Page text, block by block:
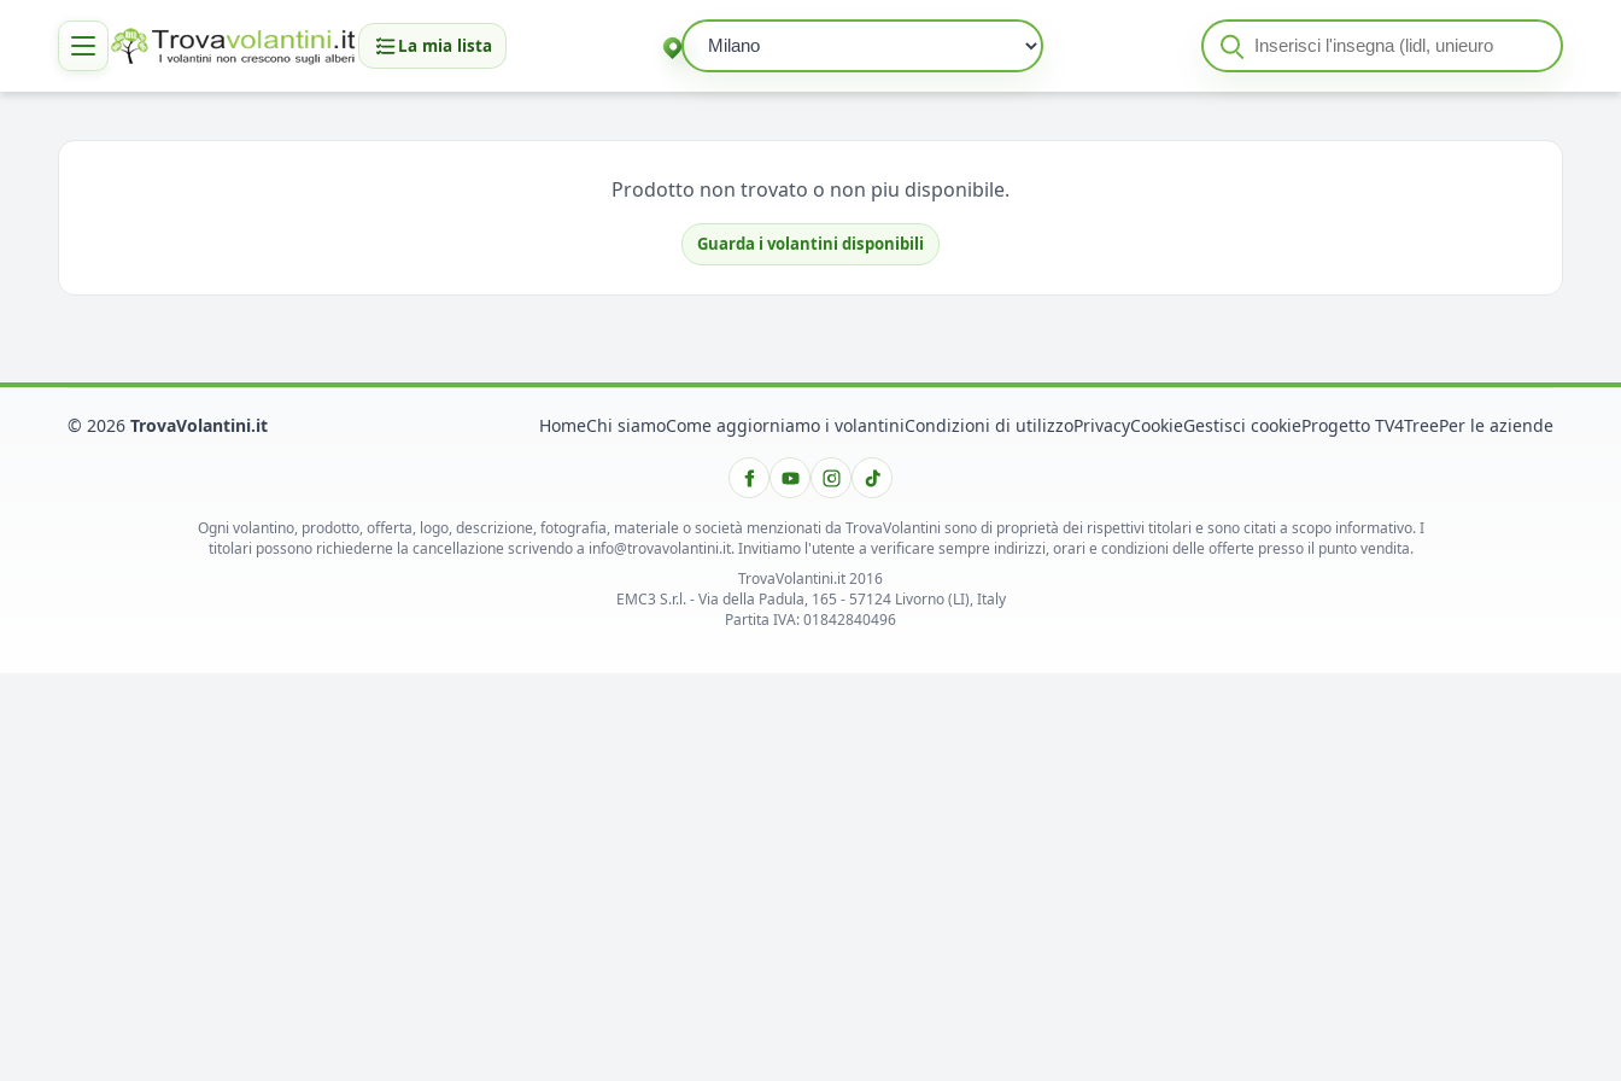
La mia lista Cerca insegna o negozio
Seleziona un'insegna
Prodotto non trovato o non piu disponibile.
Guarda i volantini disponibili
© 2026 TrovaVolantini.it HomeChi siamoCome aggiorniamo i volantiniCondizioni di utilizzoPrivacyCookieGestisci cookieProgetto TV4TreePer le aziende
Ogni volantino, prodotto, offerta, logo, descrizione, fotografia, materiale o società menzionati da TrovaVolantini sono di proprietà dei rispettivi titolari e sono citati a scopo informativo. I
titolari possono richiederne la cancellazione scrivendo a info@trovavolantini.it. Invitiamo l'utente a verificare sempre indirizzi, orari e condizioni delle offerte presso il punto vendita.
TrovaVolantini.it 2016
EMC3 S.r.l. - Via della Padula, 165 - 57124 Livorno (LI), Italy
Partita IVA: 01842840496